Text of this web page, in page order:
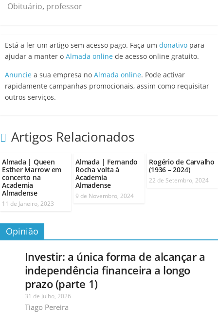
Obituário, professor
Está a ler um artigo sem acesso pago. Faça um donativo para
ajudar a manter o Almada online de acesso online gratuito.
Anuncie a sua empresa no Almada online. Pode activar
rapidamente campanhas promocionais, assim como requisitar
outros serviços.
Artigos Relacionados
Almada | Queen
Esther Marrow em
concerto na
Academia
Almadense
11 de Janeiro, 2023
Almada | Fernando
Rocha volta à
Academia
Almadense
9 de Novembro, 2024
Rogério de Carvalho
(1936 – 2024)
22 de Setembro, 2024
Opinião
Investir: a única forma de alcançar a
independência financeira a longo
prazo (parte 1)
31 de Julho, 2026
Tiago Pereira